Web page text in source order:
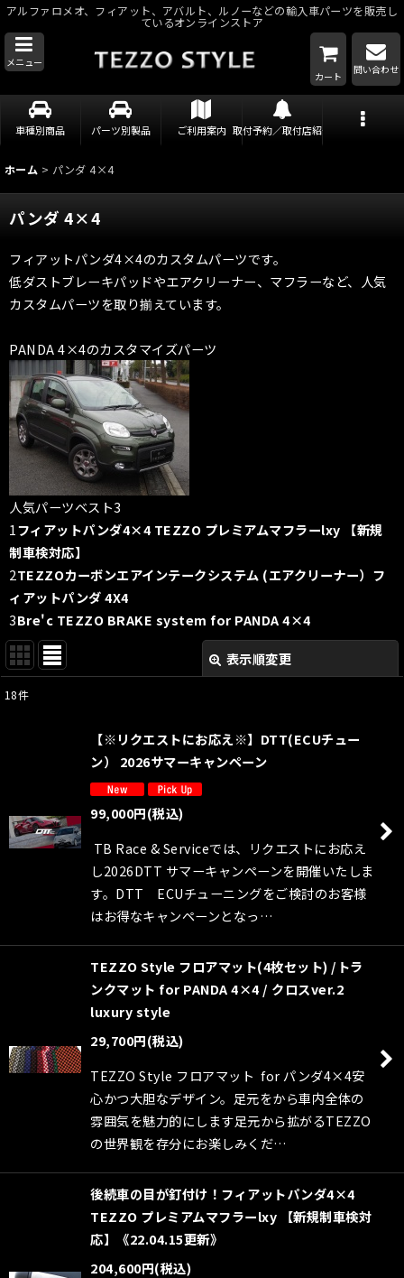
アルファロメオ、フィアット、アバルト、ルノーなどの輸入車パーツを販売し
ているオンラインストア
メニュー
カート
問い合わせ
車種別商品 パーツ別製品 ご利用案内 取付予約／取付店紹介
ホーム > パンダ 4×4
パンダ 4×4
フィアットパンダ4×4のカスタムパーツです。
低ダストブレーキパッドやエアクリーナー、マフラーなど、人気
カスタムパーツを取り揃えています。
PANDA 4×4のカスタマイズパーツ
人気パーツベスト3
1フィアットパンダ4×4 TEZZO プレミアムマフラーlxy 【新規
制車検対応】
2TEZZOカーボンエアインテークシステム (エアクリーナー）フ
ィアットパンダ 4X4
3Bre'c TEZZO BRAKE system for PANDA 4×4
表示順変更
絞り込む
18件
【※リクエストにお応え※】DTT(ECUチュー
ン） 2026サマーキャンペーン
99,000円(税込)
TB Race & Serviceでは、リクエストにお応え
し2026DTT サマーキャンペーンを開催いたしま
す。DTT ECUチューニングをご検討のお客様
はお得なキャンペーンとなっ…
TEZZO Style フロアマット(4枚セット) /トラ
ンクマット for PANDA 4×4 / クロスver.2
luxury style
29,700円(税込)
TEZZO Style フロアマット for パンダ4×4安
心かつ大胆なデザイン。足元をから車内全体の
雰囲気を魅力的にします足元から拡がるTEZZO
の世界観を存分にお楽しみくだ…
後続車の目が釘付け！フィアットパンダ4×4
TEZZO プレミアムマフラーlxy 【新規制車検対
応】《22.04.15更新》
204,600円(税込)